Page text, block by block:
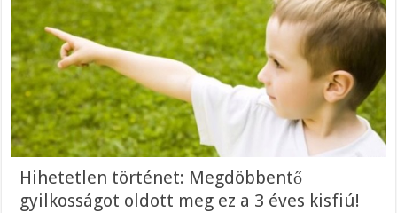
Hihetetlen történet: Megdöbbentő
gyilkosságot oldott meg ez a 3 éves kisfiú!